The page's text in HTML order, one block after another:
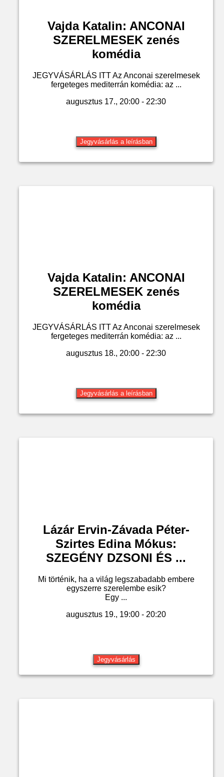
Vajda Katalin: ANCONAI
SZERELMESEK zenés
komédia
JEGYVÁSÁRLÁS ITT Az Anconai szerelmesek
fergeteges mediterrán komédia: az ...
augusztus 17., 20:00 - 22:30
Jegyvásárlás a leírásban
Vajda Katalin: ANCONAI
SZERELMESEK zenés
komédia
JEGYVÁSÁRLÁS ITT Az Anconai szerelmesek
fergeteges mediterrán komédia: az ...
augusztus 18., 20:00 - 22:30
Jegyvásárlás a leírásban
Lázár Ervin-Závada Péter-
Szirtes Edina Mókus:
SZEGÉNY DZSONI ÉS ...
Mi történik, ha a világ legszabadabb embere
egyszerre szerelembe esik?
Egy ...
augusztus 19., 19:00 - 20:20
Jegyvásárlás